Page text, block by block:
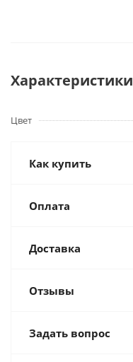
Характеристики
Цвет
Как купить
Оплата
Доставка
Отзывы
Задать вопрос